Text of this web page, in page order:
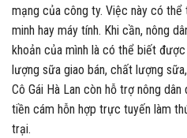
mạng của công ty. Việc này có
minh hay máy tính. Khi cần, nông
khoản của mình là có thể biết
lượng sữa giao bán, chất lượng
Cô Gái Hà Lan còn hỗ trợ nông
tiền cám hỗn hợp trực tuyến làm
trại.